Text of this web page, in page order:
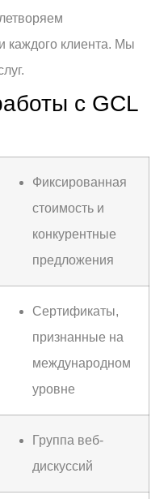
каждого клиента. Мы
с GCL
Фиксированная
стоимость и
конкурентные
предложения
Сертификаты,
признанные на
международном
уровне
Группа веб-
дискуссий